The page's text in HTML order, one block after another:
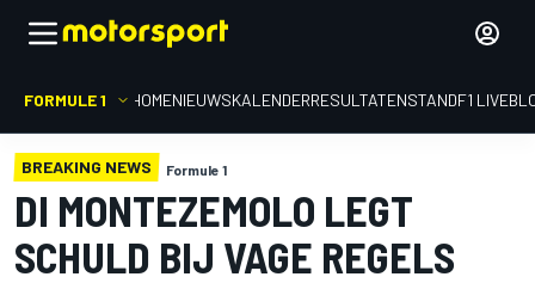
FORMULE 1 HOMENIEUWSKALENDERRESULTATENSTANDF1
BREAKING NEWS Formule 1
DI MONTEZEMOLO LEGT
SCHULD BIJ VAGE REGELS